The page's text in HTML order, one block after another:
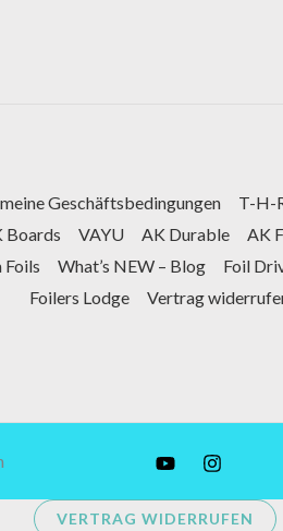
Geschäftsbedingungen T-H-
Boards VAYU AK Durable AK
Foils What’s NEW – Blog Foil
Foilers Lodge
Vertrag
VERTRAG WIDERRUFEN